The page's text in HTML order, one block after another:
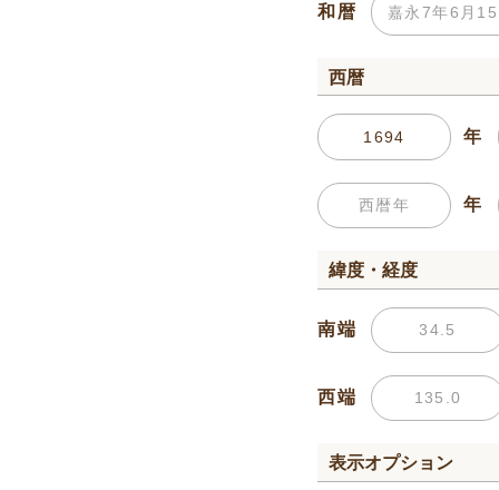
和暦
西暦
年
年
緯度・経度
南端
西端
表示オプション